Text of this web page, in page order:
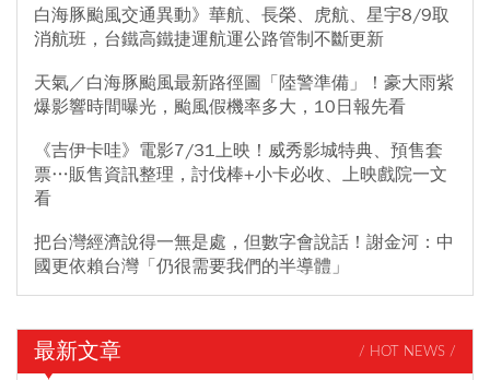
白海豚颱風交通異動》華航、長榮、虎航、星宇8/9取
消航班，台鐵高鐵捷運航運公路管制不斷更新
天氣／白海豚颱風最新路徑圖「陸警準備」！豪大雨紫
爆影響時間曝光，颱風假機率多大，10日報先看
《吉伊卡哇》電影7/31上映！威秀影城特典、預售套
票…販售資訊整理，討伐棒+小卡必收、上映戲院一文
看
把台灣經濟說得一無是處，但數字會說話！謝金河：中
國更依賴台灣「仍很需要我們的半導體」
最新文章 / HOT NEWS /